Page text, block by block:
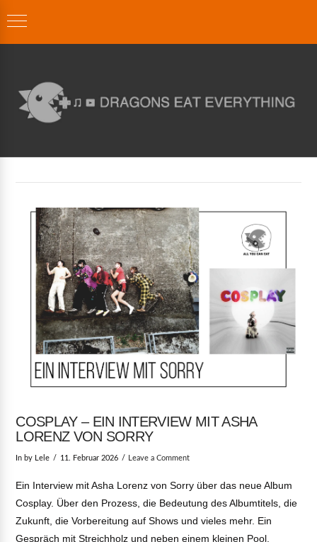
COSPLAY – EIN INTERVIEW MIT ASHA
LORENZ VON SORRY
In by Lele 11. Februar 2026 Leave a Comment
Ein Interview mit Asha Lorenz von Sorry über das neue Album
Cosplay. Über den Prozess, die Bedeutung des Albumtitels, die
Zukunft, die Vorbereitung auf Shows und vieles mehr. Ein
Gespräch mit Streichholz und neben einem kleinen Pool.